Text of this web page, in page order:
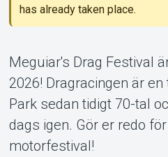
About
has already taken place.
Meguiar's Drag Festival
2026! Dragracingen är
Park sedan tidigt 70-tal
dags igen. Gör er redo
motorfestival!